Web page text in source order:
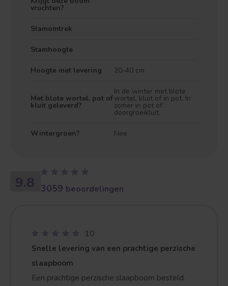
vruchten?
Stamomtrek
Stamhoogte
Hoogte met levering 20-40 cm
Met blote wortel, pot of
kluit geleverd?
In de winter met blote
wortel, kluit of in pot. In
zomer in pot of
doorgroeikluit.
Wintergroen? Nee
9.8 3059 beoordelingen
10
Snelle levering van een prachtige perzische
slaapboom
Een prachtige perzische slaapboom besteld.
Treurvorm Vruchtdragend